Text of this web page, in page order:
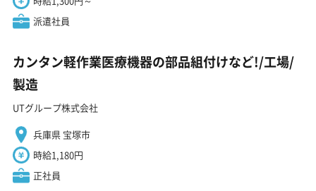
派遣社員
カンタン軽作業医療機器の部品組付けなど!/工場/
製造
UTグループ株式会社
兵庫県 宝塚市
時給1,180円
正社員